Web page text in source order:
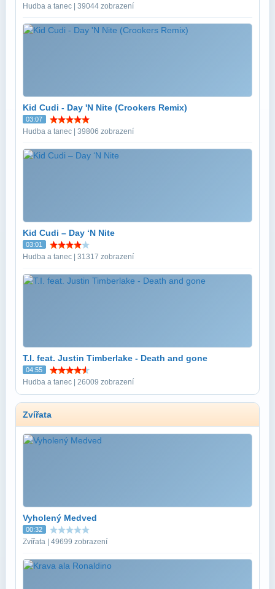
Hudba a tanec | 39044 zobrazení
Kid Cudi - Day 'N Nite (Crookers Remix)
03:07
Hudba a tanec | 39806 zobrazení
Kid Cudi – Day ‘N Nite
03:01
Hudba a tanec | 31317 zobrazení
T.I. feat. Justin Timberlake - Death and gone
04:55
Hudba a tanec | 26009 zobrazení
Zvířata
Vyholený Medved
00:32
Zvířata | 49699 zobrazení